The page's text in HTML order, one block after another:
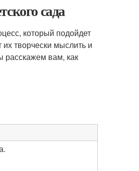
сада
который подойдет
их творчески мыслить и
расскажем вам, как